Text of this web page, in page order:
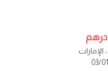
، الإمارات